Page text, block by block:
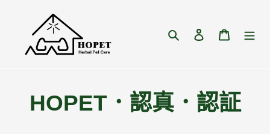
搜尋 登入 購物車
HOPET．認真．認証